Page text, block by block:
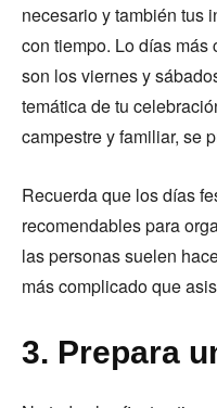
necesario y también tus
con tiempo. Lo días
son los viernes y
temática de tu
campestre y familiar, se
Recuerda que los días
recomendables para
las personas suelen
más complicado que
3. Prepara